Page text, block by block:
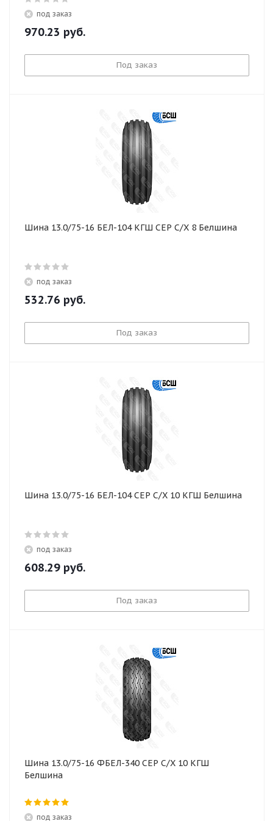
под заказ
970.23 руб.
Под заказ
Шина 13.0/75-16 БЕЛ-104 КГШ СЕР С/Х 8 Белшина
под заказ
532.76 руб.
Под заказ
Шина 13.0/75-16 БЕЛ-104 СЕР С/Х 10 КГШ Белшина
под заказ
608.29 руб.
Под заказ
Шина 13.0/75-16 ФБЕЛ-340 СЕР С/Х 10 КГШ
Белшина
под заказ